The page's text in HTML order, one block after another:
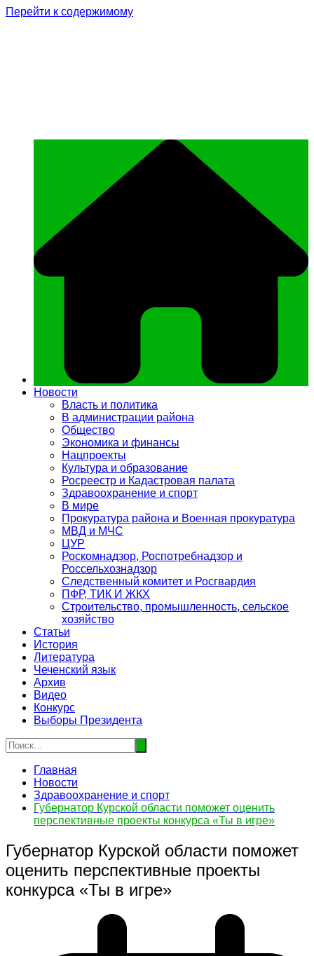
Перейти к содержимому
Новости
Власть и политика
В администрации района
Общество
Экономика и финансы
Нацпроекты
Культура и образование
Росреестр и Кадастровая палата
Здравоохранение и спорт
В мире
Прокуратура района и Военная прокуратура
МВД и МЧС
ЦУР
Роскомнадзор, Роспотребнадзор и
Россельхознадзор
Следственный комитет и Росгвардия
ПФР, ТИК И ЖКХ
Строительство, промышленность, сельское
хозяйство
Статьи
История
Литература
Чеченский язык
Архив
Видео
Конкурс
Выборы Президента
Главная
Новости
Здравоохранение и спорт
Губернатор Курской области поможет оценить
перспективные проекты конкурса «Ты в игре»
Губернатор Курской области поможет
оценить перспективные проекты
конкурса «Ты в игре»